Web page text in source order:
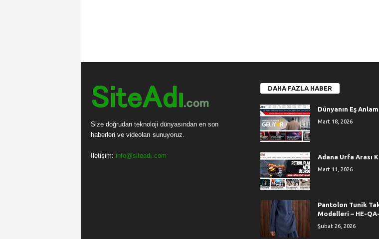
Size doğrudan teknoloji dünyasından en son
haberleri ve videoları sunuyoruz.
İletişim: info@siteadı.com
DAHA FAZLA HABER
Dünyanın Eş
Mart 18, 2026
Adana Urfa Arası
Mart 11, 2026
Pantolon Tunik
Modelleri – HE-
Şubat 26, 2026